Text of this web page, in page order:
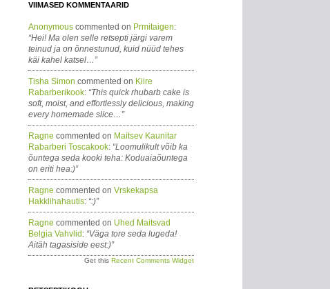
VIIMASED KOMMENTAARID
Anonymous commented on Prmitaigen:
“Hei! Ma olen selle retsepti järgi varem
teinud ja on õnnestunud, kuid nüüd tehes
käi kahel katsel…”
Tisha Simon commented on Kiire
Rabarberikook: “This quick rhubarb cake is
soft, moist, and effortlessly delicious, making
every homemade slice…”
Ragne commented on Maitsev Kaunitar
Rabarberi Toscakook: “Loomulikult võib ka
õuntega seda kooki teha: Koduaiaõuntega
on eriti hea:)”
Ragne commented on Vrskekapsa
Hakklihahautis: “:)”
Ragne commented on Uhed Maitsvad
Belgia Vahvlid : “Väga tore seda lugeda!
Aitäh tagasiside eest:)”
Get this Recent Comments Widget